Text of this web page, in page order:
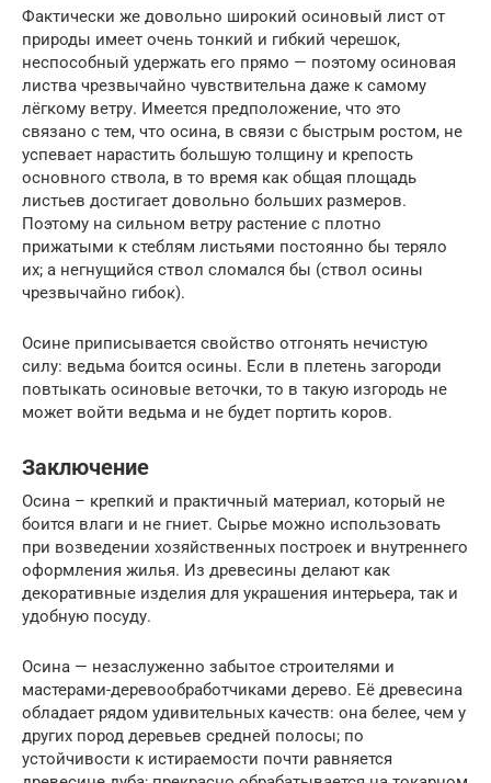
Фактически же довольно широкий осиновый лист от
природы имеет очень тонкий и гибкий черешок,
неспособный удержать его прямо — поэтому осиновая
листва чрезвычайно чувствительна даже к самому
лёгкому ветру. Имеется предположение, что это
связано с тем, что осина, в связи с быстрым ростом, не
успевает нарастить большую толщину и крепость
основного ствола, в то время как общая площадь
листьев достигает довольно больших размеров.
Поэтому на сильном ветру растение с плотно
прижатыми к стеблям листьями постоянно бы теряло
их; а негнущийся ствол сломался бы (ствол осины
чрезвычайно гибок).
Осине приписывается свойство отгонять нечистую
силу: ведьма боится осины. Если в плетень загороди
повтыкать осиновые веточки, то в такую изгородь не
может войти ведьма и не будет портить коров.
Заключение
Осина – крепкий и практичный материал, который не
боится влаги и не гниет. Сырье можно использовать
при возведении хозяйственных построек и внутреннего
оформления жилья. Из древесины делают как
декоративные изделия для украшения интерьера, так и
удобную посуду.
Осина — незаслуженно забытое строителями и
мастерами-деревообработчиками дерево. Её древесина
обладает рядом удивительных качеств: она белее, чем у
других пород деревьев средней полосы; по
устойчивости к истираемости почти равняется